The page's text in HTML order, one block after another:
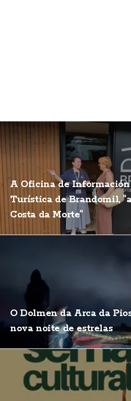
A Oficina de
Turística de Brandomil,
Costa da Morte"
O Dolmen da Arca da
nova noite de estrelas